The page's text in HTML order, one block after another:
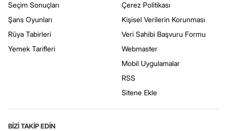
Seçim Sonuçları
Şans Oyunları
Rüya Tabirleri
Yemek Tarifleri
Çerez Politikası
Kişisel Verilerin Korunması
Veri Sahibi Başvuru Formu
Webmaster
Mobil Uygulamalar
RSS
Sitene Ekle
BİZİ TAKİP EDİN